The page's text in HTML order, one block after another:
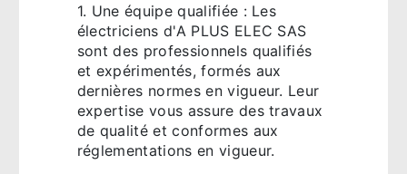
1. Une équipe qualifiée : Les
électriciens d'A PLUS ELEC SAS
sont des professionnels qualifiés
et expérimentés, formés aux
dernières normes en vigueur. Leur
expertise vous assure des travaux
de qualité et conformes aux
réglementations en vigueur.